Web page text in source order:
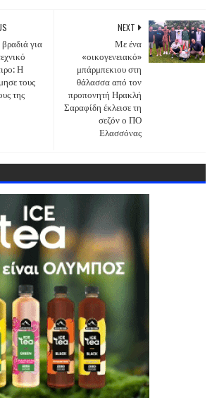
NEXT
Με ένα
«οικογενειακό»
μπάρμπεκιου στη
θάλασσα από τον
προπονητή Ηρακλή
Σαραφίδη έκλεισε τη
σεζόν ο ΠΟ
Ελασσόνας
για
Η
τους
της